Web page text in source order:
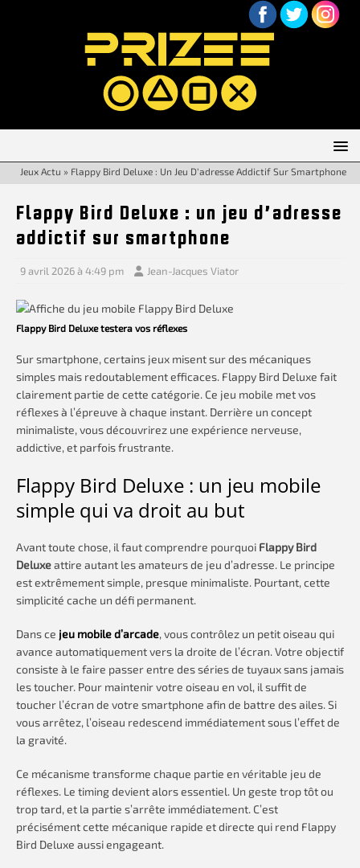
Jeux Actu » Flappy Bird Deluxe : Un Jeu D’adresse Addictif Sur Smartphone
Flappy Bird Deluxe : un jeu d’adresse
addictif sur smartphone
9 avril 2026 à 4:49 pm Jean-Jacques Viator
Flappy Bird Deluxe testera vos réflexes
Sur smartphone, certains jeux misent sur des mécaniques
simples mais redoutablement efficaces. Flappy Bird Deluxe fait
clairement partie de cette catégorie. Ce jeu mobile met vos
réflexes à l’épreuve à chaque instant. Derrière un concept
minimaliste, vous découvrirez une expérience nerveuse,
addictive, et parfois frustrante.
Flappy Bird Deluxe : un jeu mobile
simple qui va droit au but
Avant toute chose, il faut comprendre pourquoi Flappy Bird
Deluxeattire autant les amateurs de jeu d’adresse. Le principe
est extrêmement simple, presque minimaliste. Pourtant, cette
simplicité cache un défi permanent.
Dans ce jeu mobile d’arcade, vous contrôlez un petit oiseau qui
avance automatiquement vers la droite de l’écran. Votre objectif
consiste à le faire passer entre des séries de tuyaux sans jamais
les toucher. Pour maintenir votre oiseau en vol, il suffit de
toucher l’écran de votre smartphone afin de battre des ailes. Si
vous arrêtez, l’oiseau redescend immédiatement sous l’effet de
la gravité.
Ce mécanisme transforme chaque partie en véritable jeu de
réflexes. Le timing devient alors essentiel. Un geste trop tôt ou
trop tard, et la partie s’arrête immédiatement. C’est
précisément cette mécanique rapide et directe qui rend Flappy
Bird Deluxe aussi engageant.